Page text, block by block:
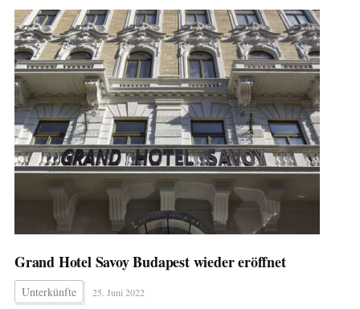
Grand Hotel Savoy Budapest wieder eröffnet
Unterkünfte 25. Juni 2022